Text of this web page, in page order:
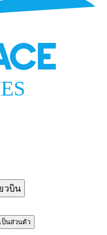
วบิน
ป็นส่วนตัว